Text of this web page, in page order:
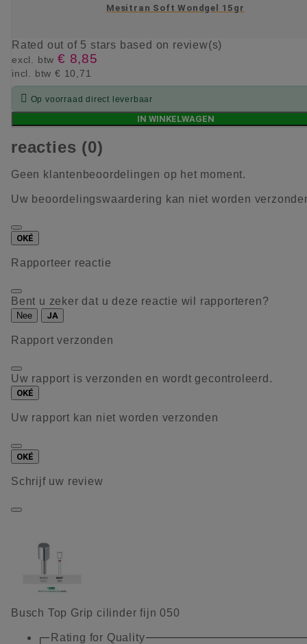
Mesitran Soft Wondgel 15gr
Rated out of 5 stars based on review(s)
excl. btw € 8,85
incl. btw € 10,71
 Op voorraad direct leverbaar
IN WINKELWAGEN
reacties (0)
Geen klantenbeoordelingen op het moment.
Uw beoordelingswaardering kan niet worden
OKÉ
Rapporteer reactie
Bent u zeker dat u deze reactie wil rapporteren?
Nee JA
Rapport verzonden
Uw rapport is verzonden en wordt gecontroleerd.
OKÉ
Uw rapport kan niet worden verzonden
OKÉ
Schrijf uw review
Busch Top Grip cilinder fijn 050
Rating for Quality